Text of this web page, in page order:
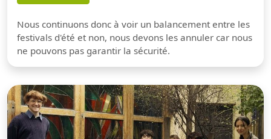
Nous continuons donc à voir un balancement entre les
festivals d'été et non, nous devons les annuler car nous
ne pouvons pas garantir la sécurité.